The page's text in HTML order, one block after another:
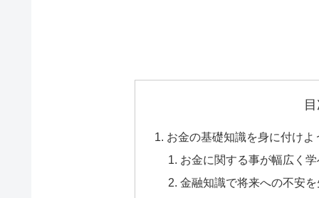
お金の基礎知識を身に付けよ
お金に関する事が幅広く
金融知識で将来への不安